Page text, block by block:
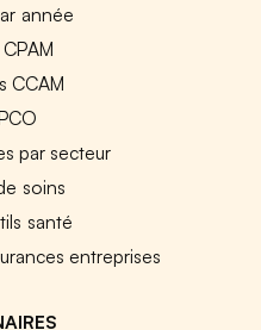
année
CCAM
par secteur
soins
santé
entreprises